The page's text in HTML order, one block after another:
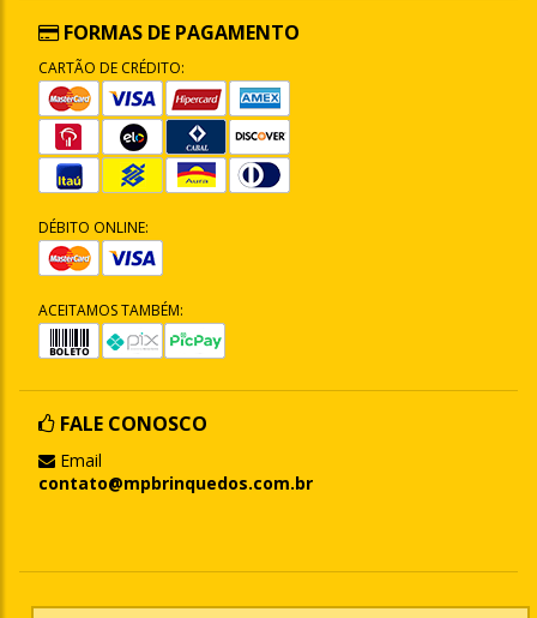
FORMAS DE PAGAMENTO
CARTÃO DE CRÉDITO:
DÉBITO ONLINE:
ACEITAMOS TAMBÉM:
FALE CONOSCO
Email
contato@mpbrinquedos.com.br